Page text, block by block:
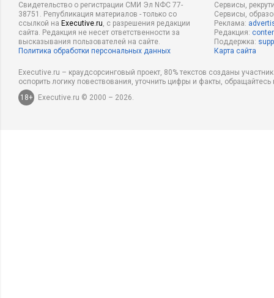
Свидетельство о регистрации СМИ Эл NФС 77-
38751. Републикация материалов - только со
ссылкой на Executive.ru, с разрешения редакции
сайта. Редакция не несет ответственности за
высказывания пользователей на сайте.
Политика обработки персональных данных
Сервисы,
Сервисы,
Реклама:
Редакция:
Поддержка:
Карта сайта
Executive.ru – краудсорсинговый проект, 80% текстов созданы
оспорить логику повествования, уточнить цифры и факты,
18+
Executive.ru © 2000 – 2026.